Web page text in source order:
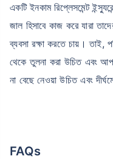
একটি ইনকাম রিপ্লেসমেন্ট
জাল হিসাবে কাজ করে যারা
ব্যবসা রক্ষা করতে চায়। তাই,
থেকে তুলনা করা উচিত এবং
না বেছে নেওয়া উচিত এবং
FAQs